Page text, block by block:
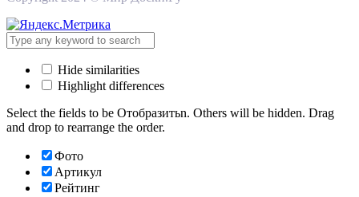
Hide similarities
Highlight differences
Select the fields to be Отобразитьn. Others will be hidden. Drag
and drop to rearrange the order.
Фото
Артикул
Рейтинг